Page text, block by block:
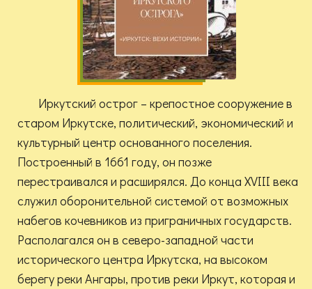
Иркутский острог – крепостное сооружение в
старом Иркутске, политический, экономический и
культурный центр основанного поселения.
Построенный в 1661 году, он позже
перестраивался и расширялся. До конца XVIII века
служил оборонительной системой от возможных
набегов кочевников из приграничных государств.
Располагался он в северо-западной части
исторического центра Иркутска, на высоком
берегу реки Ангары, против реки Иркут, которая и